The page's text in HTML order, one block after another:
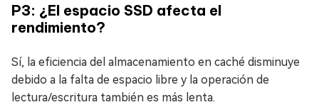
P3: ¿El espacio SSD afecta el
rendimiento?
Sí, la eficiencia del almacenamiento en caché disminuye
debido a la falta de espacio libre y la operación de
lectura/escritura también es más lenta.